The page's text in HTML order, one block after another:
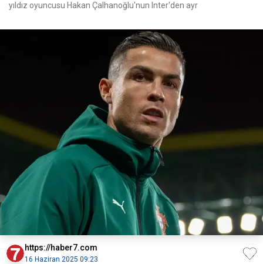
yıldız oyuncusu Hakan Çalhanoğlu'nun Inter'den ayr
https://haber7.com
16 Haziran 2025 09:23